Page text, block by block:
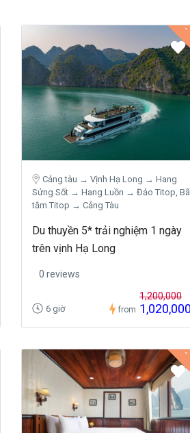
Cảng tàu → Vịnh Hạ Long → Hang
Sửng Sốt → Hang Luồn → Đảo Titop,
tắm Titop → Cảng Tàu
Du thuyền 5* trải nghiệm 1 ngày
trên vịnh Hạ Long
0 reviews
6 giờ from
1,200,000
1,020,000